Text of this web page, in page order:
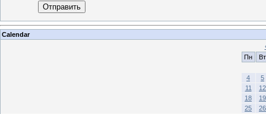
Отправить
Calendar
Пн
Вт
4
5
11
12
18
19
25
26